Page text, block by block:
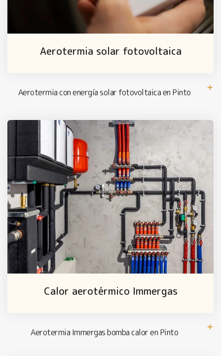
Aerotermia solar fotovoltaica
Aerotermia con energía solar fotovoltaica en Pinto
Calor aerotérmico Immergas
Aerotermia Immergas bomba calor en Pinto